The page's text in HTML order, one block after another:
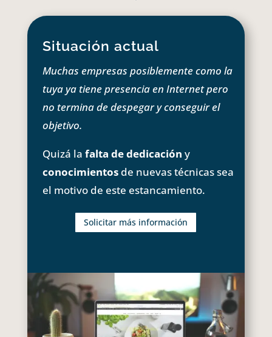
Situación actual
Muchas empresas posiblemente como la
tuya ya tiene presencia en Internet pero
no termina de despegar y conseguir el
objetivo.
Quizá la falta de dedicación y
conocimientosde nuevas técnicas sea
el motivo de este estancamiento.
Solicitar más información